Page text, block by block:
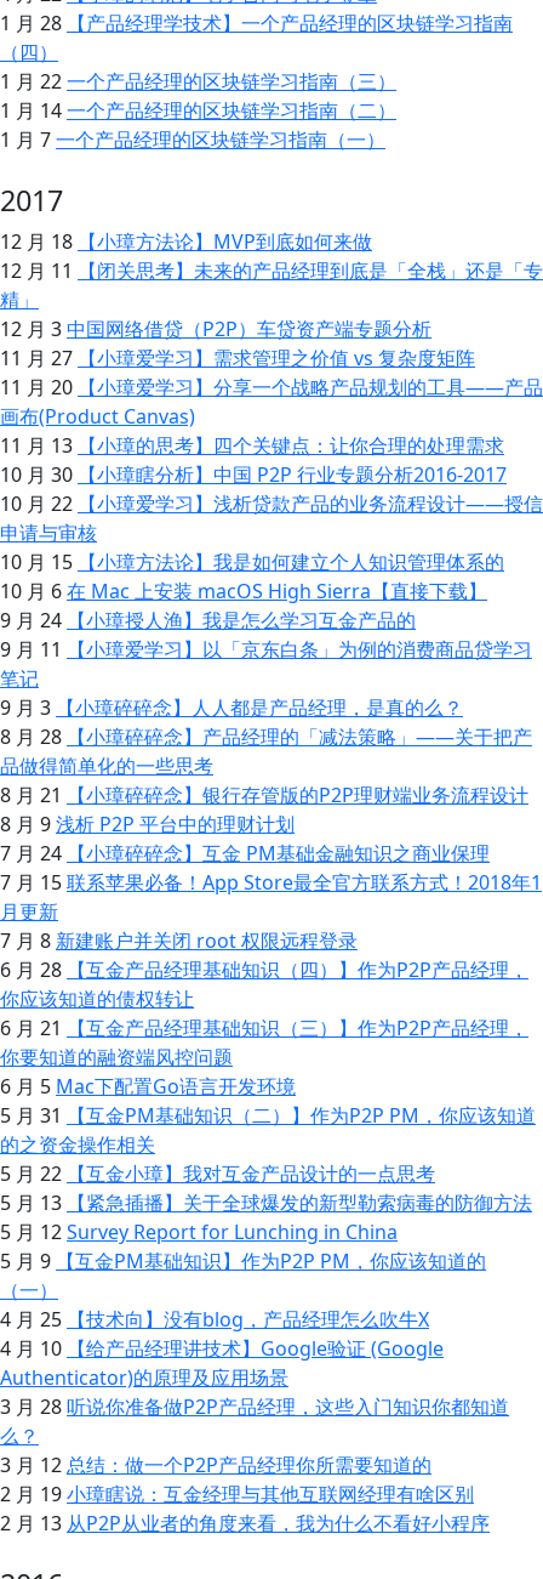
1 月 28
【产品经理学技术】一个产品经理的区块链学习指南
（四）
1 月 22一个产品经理的区块链学习指南（三）
1 月 14一个产品经理的区块链学习指南（二）
1 月 7一个产品经理的区块链学习指南（一）
2017
12 月 18
【小璋方法论】MVP到底如何来做
12 月 11
【闭关思考】未来的产品经理到底是「全栈」还是「专
精」
12 月 3中国网络借贷（P2P）车贷资产端专题分析
11 月 27
【小璋爱学习】需求管理之价值 vs 复杂度矩阵
11 月 20
【小璋爱学习】分享一个战略产品规划的工具——产品
画布(Product Canvas)
11 月 13
【小璋的思考】四个关键点：让你合理的处理需求
10 月 30
【小璋瞎分析】中国 P2P 行业专题分析2016-2017
10 月 22
【小璋爱学习】浅析贷款产品的业务流程设计——授信
申请与审核
10 月 15
【小璋方法论】我是如何建立个人知识管理体系的
10 月 6在 Mac 上安装 macOS High Sierra【直接下载】
9 月 24
【小璋授人渔】我是怎么学习互金产品的
9 月 11
【小璋爱学习】以「京东白条」为例的消费商品贷学习
笔记
9 月 3
【小璋碎碎念】人人都是产品经理，是真的么？
8 月 28
【小璋碎碎念】产品经理的「减法策略」——关于把产
品做得简单化的一些思考
8 月 21
【小璋碎碎念】银行存管版的P2P理财端业务流程设计
8 月 9浅析 P2P 平台中的理财计划
7 月 24
【小璋碎碎念】互金 PM基础金融知识之商业保理
7 月 15联系苹果必备！App Store最全官方联系方式！2018年1
月更新
7 月 8 新建账户并关闭 root 权限远程登录
6 月 28
【互金产品经理基础知识（四）】作为P2P产品经理，
你应该知道的债权转让
6 月 21
【互金产品经理基础知识（三）】作为P2P产品经理，
你要知道的融资端风控问题
6 月 5 Mac下配置Go语言开发环境
5 月 31
【互金PM基础知识（二）】作为P2P PM，你应该知道
的之资金操作相关
5 月 22
【互金小璋】我对互金产品设计的一点思考
5 月 13
【紧急插播】关于全球爆发的新型勒索病毒的防御方法
5 月 12Survey Report for Lunching in China
5 月 9
【互金PM基础知识】作为P2P PM，你应该知道的
（一）
4 月 25
【技术向】没有blog，产品经理怎么吹牛X
4 月 10
【给产品经理讲技术】Google验证 (Google
Authenticator)的原理及应用场景
3 月 28听说你准备做P2P产品经理，这些入门知识你都知道
么？
3 月 12总结：做一个P2P产品经理你所需要知道的
2 月 19小璋瞎说：互金经理与其他互联网经理有啥区别
2 月 13 从P2P从业者的角度来看，我为什么不看好小程序